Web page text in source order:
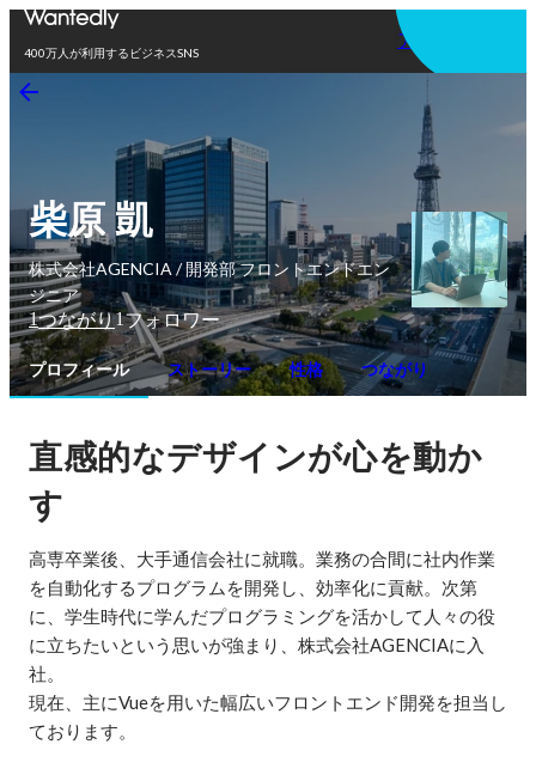
400万人が利用するビジネスSNS
アプリを使う
柴原 凱
株式会社AGENCIA / 開発部 フロントエンドエン
ジニア
1つながり1フォロワー
プロフィール ストーリー 性格 つながり
直感的なデザインが心を動か
す
高専卒業後、大手通信会社に就職。業務の合間に社内作業
を自動化するプログラムを開発し、効率化に貢献。次第
に、学生時代に学んだプログラミングを活かして人々の役
に立ちたいという思いが強まり、株式会社AGENCIAに入
社。
現在、主にVueを用いた幅広いフロントエンド開発を担当し
ております。